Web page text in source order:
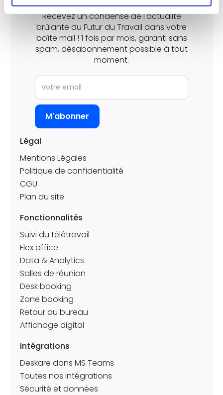
Futur du Travail
Recevez un condensé de l'actualité
brûlante du Futur du Travail dans votre
boîte mail ! 1 fois par mois, garanti sans
spam, désabonnement possible à tout
moment.
Fonctionnalités
Suivi du télétravail
Flex office
Data & Analytics
Salles de réunion
Desk booking
Zone booking
Retour au bureau
Affichage digital
Intégrations
Deskare dans MS Teams
Toutes nos intégrations
Sécurité et données
Légal
Mentions Légales
Politique de confidentialité
CGU
Plan du site